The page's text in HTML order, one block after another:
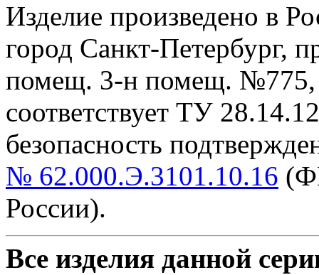
Изделие произведено в
город Санкт-Петербург,
помещ. 3-н помещ. №775,
cоответствует ТУ
безопасность
№ 62.000.Э.3101.10.16
России).
Все изделия данной